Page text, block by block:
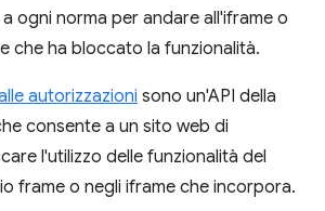
ogni norma per andare all'iframe o
che ha bloccato la funzionalità.
autorizzazioni sono un'API della
consente a un sito web di
l'utilizzo delle funzionalità del
frame o negli iframe che incorpora.